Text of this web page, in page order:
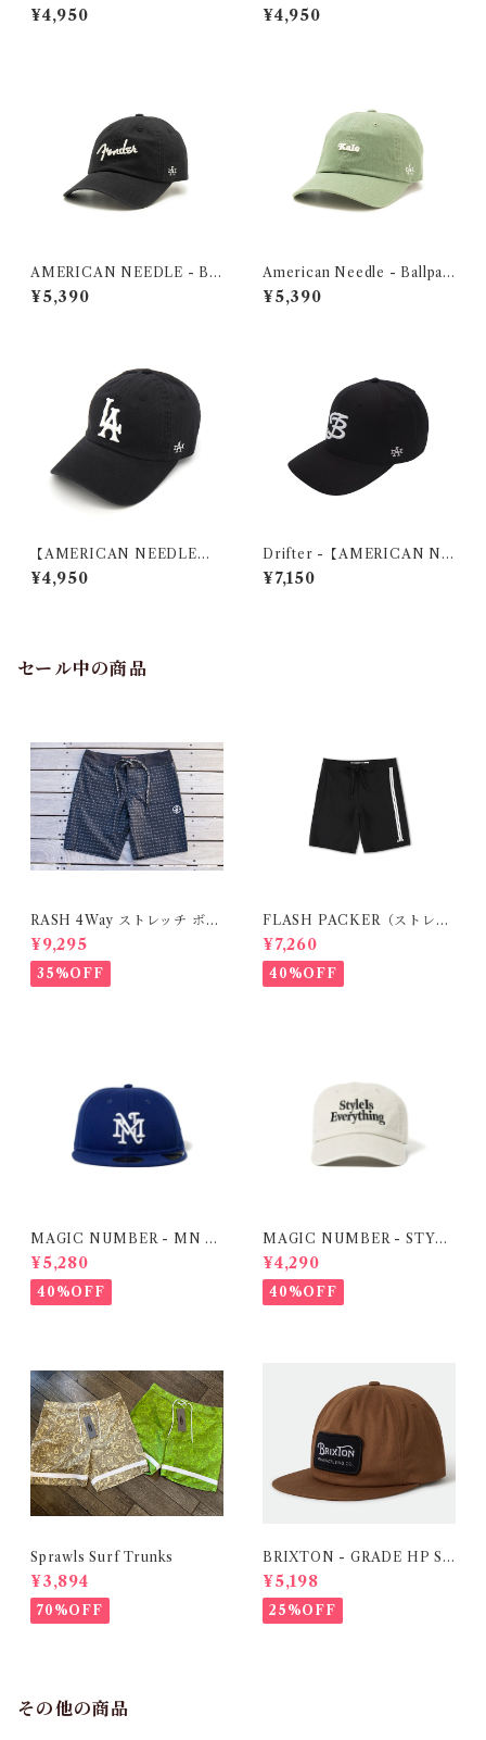
ALLPARK - FOODIE - KE
TCHUP
¥4,950 ALLPARK - LOS ANGELES
¥4,950
AMERICAN NEEDLE - Bal
lpark Fender
¥5,390
American Needle - Ballpar
k Foodie - Kale
¥5,390
【AMERICAN NEEDLE】B
ALLPARK - LA
¥4,950
Drifter -【AMERICAN NE
EDLE】×【BANKS JOURN
AL】
¥7,150
セール中の商品
RASH 4Way ストレッチ ボー
ドショーツ
¥9,295
35%OFF
FLASH PACKER（ストレッ
チ・ハイブリッド ボードショ
ーツ）BLACK
¥7,260
40%OFF
MAGIC NUMBER - MN N
EWERA CAP
¥5,280
40%OFF
MAGIC NUMBER - STYLE
IS EVERYTHING LOW CA
P
¥4,290
40%OFF
Sprawls Surf Trunks
¥3,894
70%OFF
BRIXTON - GRADE HP SN
PK - DARK TAN
¥5,198
25%OFF
その他の商品